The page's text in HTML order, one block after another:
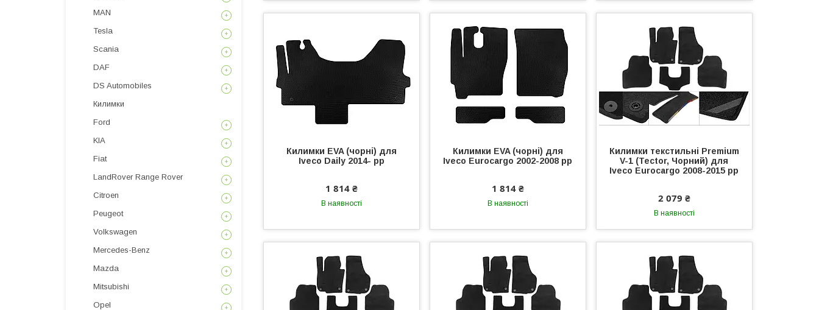
Килимки EVA (чорні) для
Iveco Daily 2014- рр
1 814 ₴
В наявності
Килимки EVA (чорні) для
Iveco Eurocargo 2002-2008 рр
1 814 ₴
В наявності
Килимки текстильні Premium
V-1 (Tector, Чорний) для
Iveco Eurocargo 2008-2015 рр
2 079 ₴
В наявності
MAN
Tesla
Scania
DAF
DS Automobiles
Килимки
Ford
KIA
Fiat
LandRover Range Rover
Citroen
Peugeot
Volkswagen
Mercedes-Benz
Mazda
Mitsubishi
Opel